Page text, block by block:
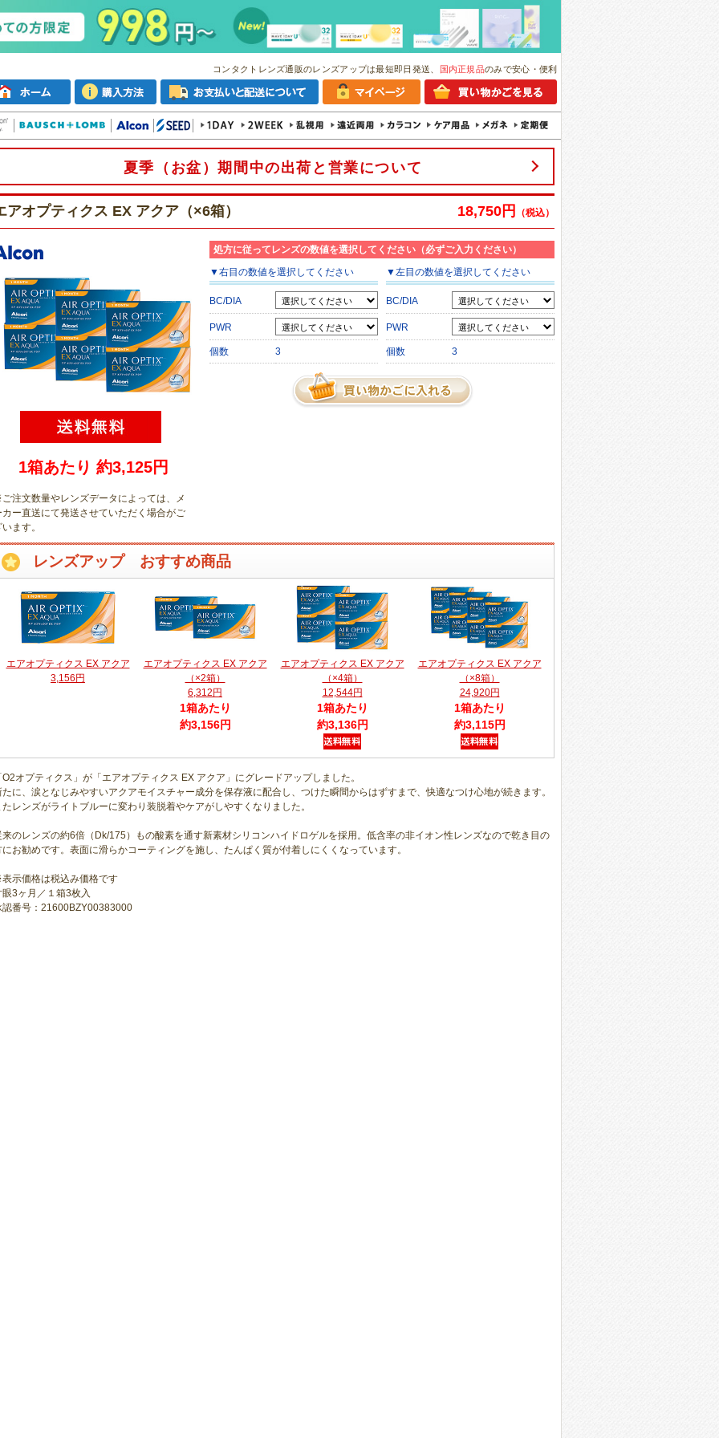
コンタクトレンズ通販のレンズアップは最短即日発送、 国内正規品のみで安心・便利
夏季（お盆）期間中の出荷と営業について
アオプティクス EX アクア（×6箱） 18,750円 （税込）
1箱あたり 約3,125円
注文数量やレンズデータによっては、メ
カー直送にて発送させていただく場合がご
います。
処方に従ってレンズの数値を選択してください（必ずご入力ください）
▼右目の数値を選択してください
BC/DIA
PWR
個数 3
▼左目の数値を選択してください
BC/DIA
PWR
個数 3
レンズアップ おすすめ商品
エアオプティクス EX アクア
3,156円
エアオプティクス EX アクア
（×2箱）
6,312円
1箱あたり
約3,156円
エアオプティクス EX アクア
（×4箱）
12,544円
1箱あたり
約3,136円
エアオプティクス EX アクア
（×8箱）
24,920円
1箱あたり
約3,115円
O2オプティクス」が「エアオプティクス EX アクア」にグレードアップしました。
たに、涙となじみやすいアクアモイスチャー成分を保存液に配合し、つけた瞬間からはずすまで、快適なつけ心地が続きます。
たレンズがライトブルーに変わり装脱着やケアがしやすくなりました。
来のレンズの約6倍（Dk/175）もの酸素を通す新素材シリコンハイドロゲルを採用。低含率の非イオン性レンズなので乾き目の
にお勧めです。表面に滑らかコーティングを施し、たんぱく質が付着しにくくなっています。
示価格は税込み価格です
眼3ヶ月／１箱3枚入
認番号：21600BZY00383000